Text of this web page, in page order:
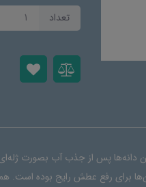
تعداد
دانه‌ها پس از جذب آب بصورت
برای رفع عطش رایج بوده